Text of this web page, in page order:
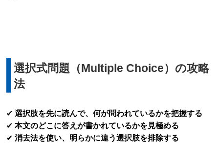
選択式問題（Multiple Choice）の攻略
法
✔選択肢を先に読んで、何が問われているかを把握する
✔本文のどこに答えが書かれているかを見極める
✔消去法を使い、明らかに違う選択肢を排除する